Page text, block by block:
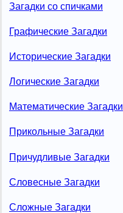
Загадки со спичками
Графические Загадки
Исторические Загадки
Логические Загадки
Математические Загадки
Прикольные Загадки
Причудливые Загадки
Словесные Загадки
Сложные Загадки